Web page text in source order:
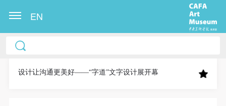
EN
设计让沟通更美好——“字道”文字设计展开幕
中央美术学院美术馆出版授权协议书
称“CAFAM”），愿意将本人参与中央美术学院美术馆
中央美术学院美术馆出版授权协议书
称“CAFAM”），愿意将本人参与中央美术学院美术馆
中央美术学院美术馆出版授权协议书
称“CAFAM”），愿意将本人参与中央美术学院美术馆